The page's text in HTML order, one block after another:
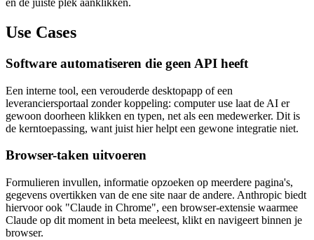
en de juiste plek aanklikken.
Use Cases
Software automatiseren die geen API heeft
Een interne tool, een verouderde desktopapp of een
leveranciersportaal zonder koppeling: computer use laat de AI er
gewoon doorheen klikken en typen, net als een medewerker. Dit is
de kerntoepassing, want juist hier helpt een gewone integratie niet.
Browser-taken uitvoeren
Formulieren invullen, informatie opzoeken op meerdere pagina's,
gegevens overtikken van de ene site naar de andere. Anthropic biedt
hiervoor ook "Claude in Chrome", een browser-extensie waarmee
Claude op dit moment in beta meeleest, klikt en navigeert binnen je
browser.